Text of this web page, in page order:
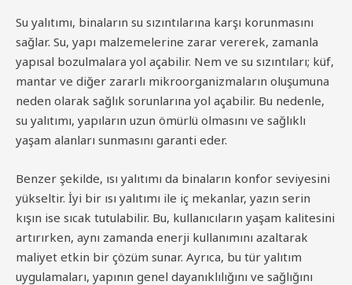
Su yalıtımı, binaların su sızıntılarına karşı korunmasını
sağlar. Su, yapı malzemelerine zarar vererek, zamanla
yapısal bozulmalara yol açabilir. Nem ve su sızıntıları; küf,
mantar ve diğer zararlı mikroorganizmaların oluşumuna
neden olarak sağlık sorunlarına yol açabilir. Bu nedenle,
su yalıtımı, yapıların uzun ömürlü olmasını ve sağlıklı
yaşam alanları sunmasını garanti eder.
Benzer şekilde, ısı yalıtımı da binaların konfor seviyesini
yükseltir. İyi bir ısı yalıtımı ile iç mekanlar, yazın serin
kışın ise sıcak tutulabilir. Bu, kullanıcıların yaşam kalitesini
artırırken, aynı zamanda enerji kullanımını azaltarak
maliyet etkin bir çözüm sunar. Ayrıca, bu tür yalıtım
uygulamaları, yapının genel dayanıklılığını ve sağlığını